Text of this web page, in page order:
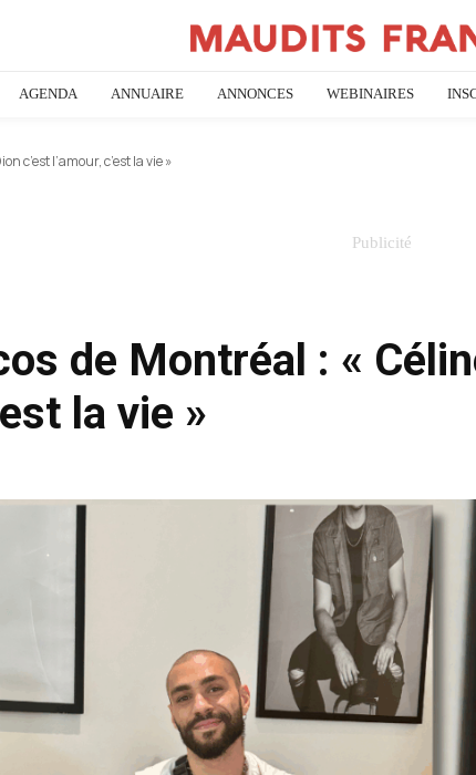
AGENDA ANNUAIRE ANNONCES WEBINAIRES
c’est l’amour, c’est la vie »
de Montréal : «
la vie »